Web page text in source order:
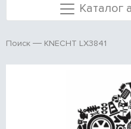
Каталог
Поиск KNECHT LX3841